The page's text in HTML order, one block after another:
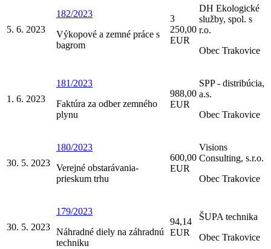
5. 6. 2023
182/2023
Výkopové a zemné práce s
bagrom
3
250,00
EUR
DH Ekologické
služby, spol. s
r.o.
Obec Trakovice
1. 6. 2023
181/2023
Faktúra za odber zemného
plynu
988,00
EUR
SPP - distribúcia,
a.s.
Obec Trakovice
30. 5. 2023
180/2023
Verejné obstarávania-
prieskum trhu
600,00
EUR
Visions
Consulting, s.r.o.
Obec Trakovice
30. 5. 2023
179/2023
Náhradné diely na záhradnú
techniku
94,14
EUR
ŠUPA technika
Obec Trakovice